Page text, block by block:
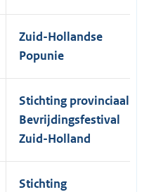
Zuid-Hollandse
Popunie
Stichting provinciaal
Bevrijdingsfestival
Zuid-Holland
Stichting